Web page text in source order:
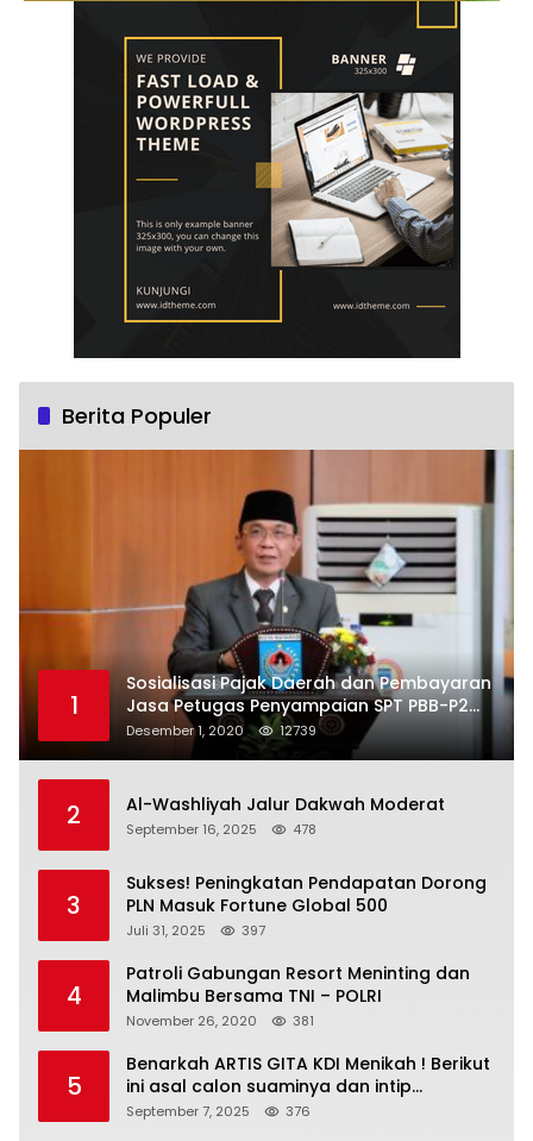
Berita Populer
1
Sosialisasi Pajak Daerah dan Pembayaran
Jasa Petugas Penyampaian SPT PBB-P2
Kota Mataram
Desember 1, 2020 12739
2 Al-Washliyah Jalur Dakwah Moderat
September 16, 2025 478
3
Sukses! Peningkatan Pendapatan Dorong
PLN Masuk Fortune Global 500
Juli 31, 2025 397
4
Patroli Gabungan Resort Meninting dan
Malimbu Bersama TNI – POLRI
November 26, 2020 381
5
Benarkah ARTIS GITA KDI Menikah ! Berikut
ini asal calon suaminya dan intip
undangannya
September 7, 2025 376